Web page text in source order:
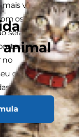
animal
velho
os
será um
em
no
cão tornará
para os dois.
são
O treino